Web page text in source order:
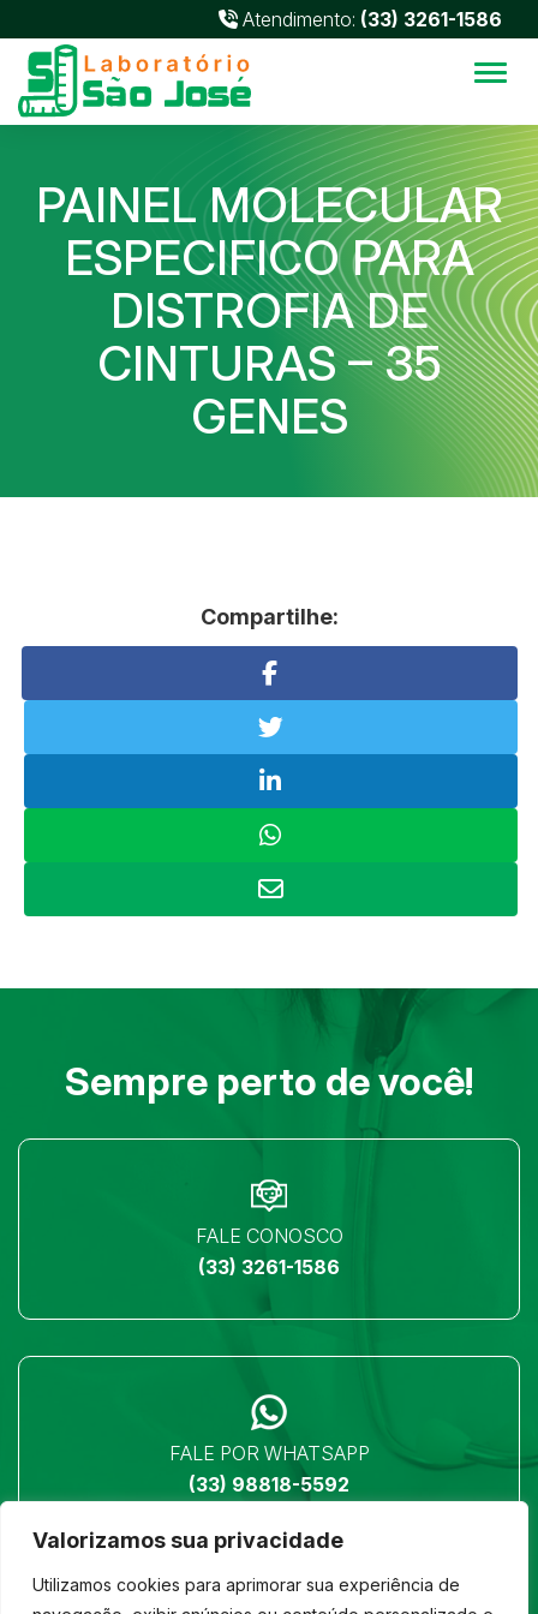
Valorizamos sua privacidade
Utilizamos cookies para aprimorar sua experiência de
Atendimento: (33) 3261-1586
PAINEL MOLECULAR
ESPECIFICO PARA
DISTROFIA DE
CINTURAS – 35
GENES
Compartilhe:
Sempre perto de você!
FALE CONOSCO
(33) 3261-1586
FALE POR WHATSAPP
(33) 98818-5592